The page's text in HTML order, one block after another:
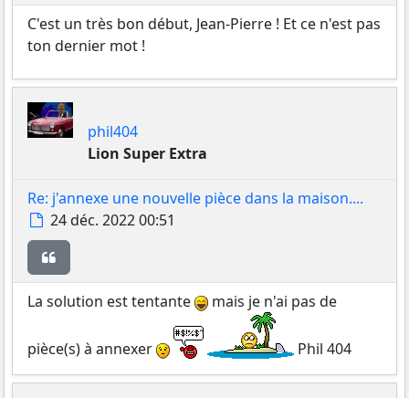
C'est un très bon début, Jean-Pierre ! Et ce n'est pas
ton dernier mot !
phil404
Lion Super Extra
Re: j'annexe une nouvelle pièce dans la maison....
Message
24 déc. 2022 00:51
La solution est tentante mais je n'ai pas de
pièce(s) à annexer Phil 404